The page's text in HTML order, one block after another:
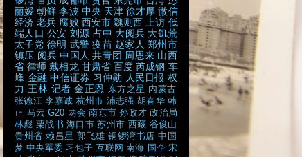
丽媛 朝鲜 李波 中央 天津 徐才厚 微信
经济 老兵 腐败 西安市 魏则西 上访 低
端人口 公安 刘源 占中 大阅兵 大饥荒
太子党 徐明 武警 疫苗 赵家人 郑州市
镇压 阅兵 中国人 共青团 周恩来 山西
省 律师 戴相龙 甘肃省 百度 芮成钢 车
峰 金融 中信证券 习仲勋 人民日报 权
力 王林 记者 金正恩 东方之星 内蒙古
张德江 李嘉诚 杭州市 浦志强 胡春华 韩
正 马云 G20 两会 南京市 孙政才 政治局
林彪 栗战书 海口市 苏州市 西藏 谷俊山
贵州省 赖昌星 郭飞雄 铜锣湾书店 中国
梦 中央军委 习包子 互联网 南海 国企 宋